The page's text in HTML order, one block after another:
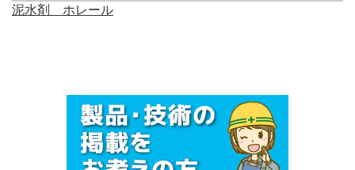
長繊維不織布土木シート『ツインガード』